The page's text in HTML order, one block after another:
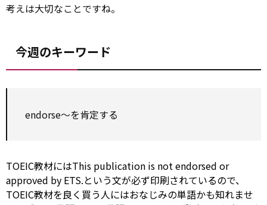
考えは大切なことですね。
今週のキーワード
endorse～を肯定する
TOEIC教材にはThis publication is not endorsed or
approved by ETS.という文が必ず印刷されているので、
TOEIC教材を良く買う人にはおなじみの単語かも知れませ